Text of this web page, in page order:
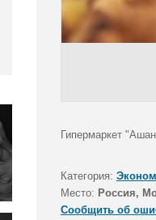
Гипермаркет
Категория:
Место: Россия,
Сообщить об